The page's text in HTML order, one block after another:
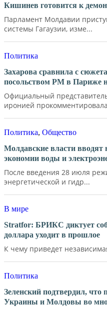
Кишинев готовится к
Парламент Молдавии
системы Гагаузии, изме...
Политика
Захарова сравнила с
посольством РМ в Париже
Официальный
иронией
Политика, Общество
Молдавские власти вводят
экономии воды и
После введения 28 июля
энергетической и гидр...
В мире
Stratfor: БРИКС диктует
доллара уходит в прошлое
К чему приведет
Политика
Зеленский подтвердил,
Украины и Молдовы во